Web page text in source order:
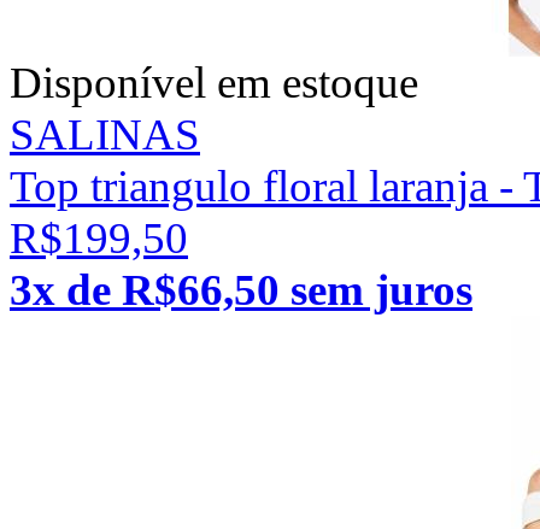
Disponível em estoque
SALINAS
Top triangulo floral laranja -
R$199,50
3x de R$66,50 sem juros